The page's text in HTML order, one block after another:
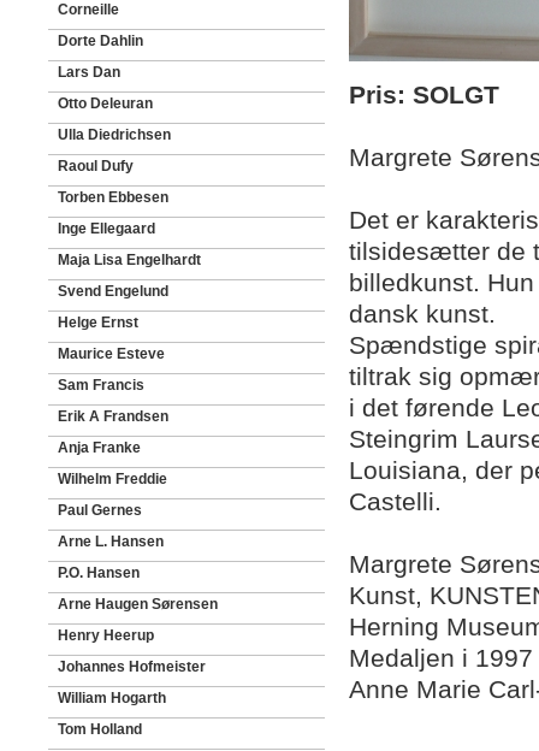
Corneille
Dorte Dahlin
Lars Dan
Otto Deleuran
Ulla Diedrichsen
Raoul Dufy
Torben Ebbesen
Inge Ellegaard
Maja Lisa Engelhardt
Svend Engelund
Helge Ernst
Maurice Esteve
Sam Francis
Erik A Frandsen
Anja Franke
Wilhelm Freddie
Paul Gernes
Arne L. Hansen
P.O. Hansen
Arne Haugen Sørensen
Henry Heerup
Johannes Hofmeister
William Hogarth
Tom Holland
Pris: SOLGT
Margrete
Det er
tilsidesætter de
billedkunst.
dansk kunst.
Spændstige
tiltrak sig
i det førende
Steingrim
Louisiana, der
Castelli.
Margrete
Kunst,
Herning
Medaljen i
Anne Marie